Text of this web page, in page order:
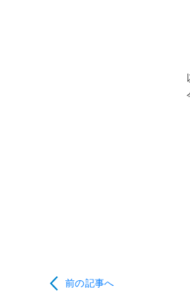
前の記事へ